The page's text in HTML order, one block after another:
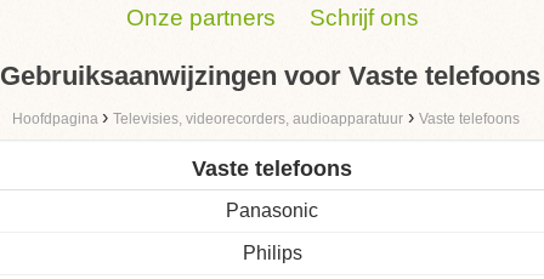
Onze partners
Schrijf ons
Gebruiksaanwijzingen voor Vaste telefoons
Hoofdpagina › Televisies, videorecorders, audioapparatuur › Vaste telefoons
Vaste telefoons
Panasonic
Philips